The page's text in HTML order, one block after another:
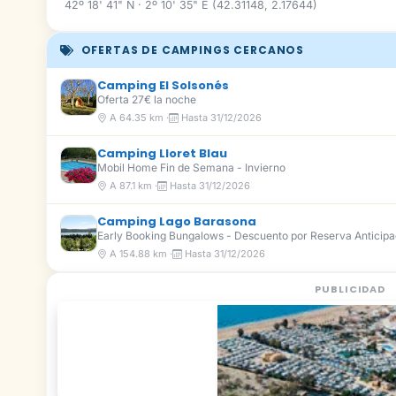
42º 18' 41" N · 2º 10' 35" E (42.31148, 2.17644)
OFERTAS DE CAMPINGS CERCANOS
Camping El Solsonés
Oferta 27€ la noche
A 64.35 km · Hasta 31/12/2026
Camping Lloret Blau
Mobil Home Fin de Semana - Invierno
A 87.1 km · Hasta 31/12/2026
Camping Lago Barasona
Early Booking Bungalows - Descuento por Reserva
A 154.88 km · Hasta 31/12/2026
PUBLICIDAD